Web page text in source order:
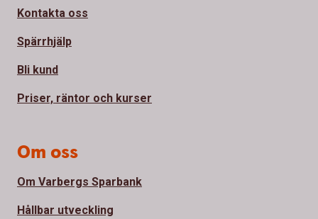
Kontakta oss
Spärrhjälp
Bli kund
Priser, räntor och kurser
Om oss
Om Varbergs Sparbank
Hållbar utveckling